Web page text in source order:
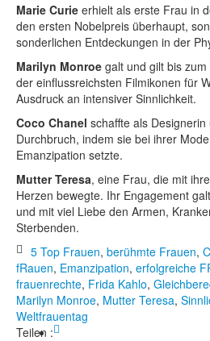
Marie Curie erhielt als erste Frau in
den ersten Nobelpreis überhaupt,
sonderlichen Entdeckungen in der
Marilyn Monroe galt und gilt bis
der einflussreichsten Filmikonen für
Ausdruck an intensiver Sinnlichkeit.
Coco Chanel schaffte als
Durchbruch, indem sie bei ihrer
Emanzipation setzte.
Mutter Teresa, eine Frau, die mit
Herzen bewegte. Ihr Engagement
und mit viel Liebe den Armen,
Sterbenden.
5 Top Frauen, berühmte Frauen,
fRauen, Emanzipation, erfolgreiche
frauenrechte, Frida Kahlo,
Marilyn Monroe, Mutter Teresa,
Weltfrauentag
Teilen :